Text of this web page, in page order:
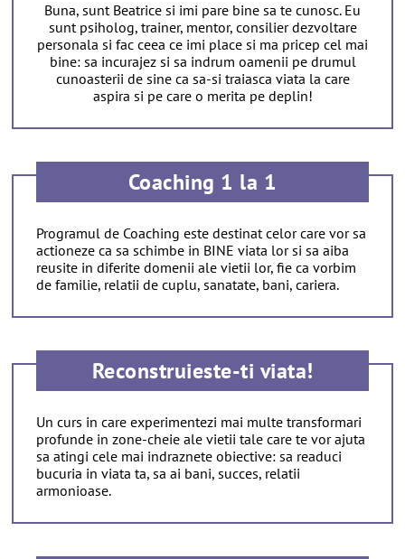
Buna, sunt Beatrice si imi pare bine sa te cunosc. Eu
sunt psiholog, trainer, mentor, consilier dezvoltare
personala si fac ceea ce imi place si ma pricep cel mai
bine: sa incurajez si sa indrum oamenii pe drumul
cunoasterii de sine ca sa-si traiasca viata la care
aspira si pe care o merita pe deplin!
Coaching 1 la 1
Programul de Coaching este destinat celor care vor sa
actioneze ca sa schimbe in BINE viata lor si sa aiba
reusite in diferite domenii ale vietii lor, fie ca vorbim
de familie, relatii de cuplu, sanatate, bani, cariera.
Reconstruieste-ti viata!
Un curs in care experimentezi mai multe transformari
profunde in zone-cheie ale vietii tale care te vor ajuta
sa atingi cele mai indraznete obiective: sa readuci
bucuria in viata ta, sa ai bani, succes, relatii
armonioase.